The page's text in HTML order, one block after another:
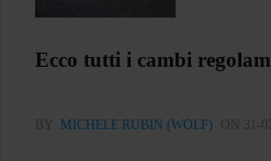
Ecco tutti i cambi
BY MICHELE RUBIN (WOLF) ON 31-